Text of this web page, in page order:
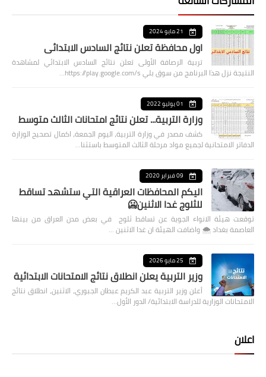
21 مايو 2024
اول محافظة تعلن نتائج السادس الابتدائي
تربية الرصافة الأولى تعلن نتائج السادس الابتدائي لمشاهدة
النتيجة نزل هذا البرنامج من سوق بلي https://play.google.com/s…
01 يوليو 2022
وزارة التربية... تعلن نتائج امتحانات الثالث متوسط
كشف مصدر في وزارة التربية، اليوم الجمعة، اكمال تصحيح الوزارة
الدفاتر الامتحانية لجميع مواد مرحلة الثالث المتوسط باستثنا…
09 فبراير 2020
اليكم المحافظات العراقية التي ستشهد تساقط
للثلوج غدا الاثنين🥶
توقعت هيئة الانواء الجوية عن تساقط ثلوج في بعض مدن العراق من بينها
العاصمة بغداد ⁦🌨️⁩ واضافت الهيئة ان غدا الاثنين …
25 مايو 2026
وزير التربية يعلن انطلاق نتائج الامتحانات الابتدائية
أعلن وزير التربية عبد الكريم عبطان الجبوري، الاثنين، انطلاق نتائج
الامتحانات الوزارية للدراسة الابتدائية/ الدور الأول…
اعلان